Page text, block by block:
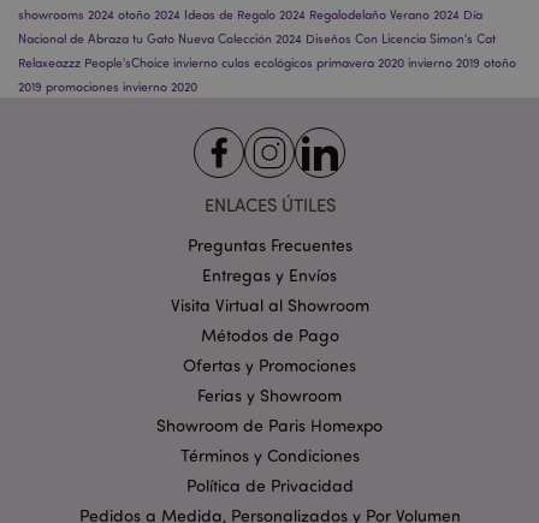
showrooms 2024 otoño 2024 Ideas de Regalo 2024 Regalodelaño Verano 2024 Día
Nacional de Abraza tu Gato Nueva Colección 2024 Diseños Con Licencia Simon's Cat
Relaxeazzz People'sChoice invierno culos ecológicos primavera 2020 invierno 2019 otoño
2019 promociones invierno 2020
ENLACES ÚTILES
Preguntas Frecuentes
Entregas y Envíos
Visita Virtual al Showroom
Métodos de Pago
Ofertas y Promociones
Ferias y Showroom
Showroom de Paris Homexpo
Términos y Condiciones
Política de Privacidad
Pedidos a Medida, Personalizados y Por Volumen
www.puckator.es